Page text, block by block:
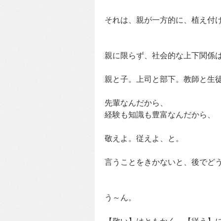
それは、親が一方的に、植え付
親に限らず、社会的な上下関係
親と子。上司と部下。教師と生
先輩なんだから、
経験も知識も豊富なんだから、
敬えよ。従えよ、と。
言うことをきかないと、後でど
う～ん。